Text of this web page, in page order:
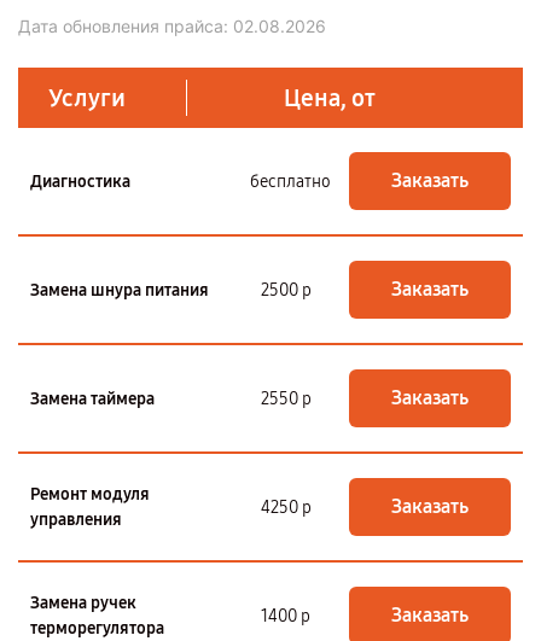
Дата обновления прайса: 02.08.2026
Услуги Цена, от
Диагностика бесплатно Заказать
Замена шнура питания 2500 р Заказать
Замена таймера 2550 р Заказать
Ремонт модуля
управления
4250 р Заказать
Замена ручек
терморегулятора
1400 р Заказать